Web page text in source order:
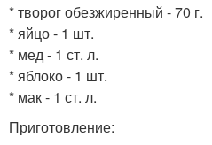
* творог обезжиренный - 70 г.
* яйцо - 1 шт.
* мед - 1 ст. л.
* яблоко - 1 шт.
* мак - 1 ст. л.
Приготовление: